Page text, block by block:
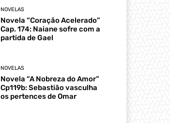
NOVELAS
Novela “Coração Acelerado”
Cap. 174: Naiane sofre com a
partida de Gael
NOVELAS
Novela “A Nobreza do Amor”
Cp119b: Sebastião vasculha
os pertences de Omar